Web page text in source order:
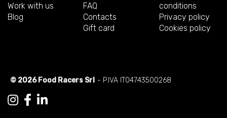
Work with us
Blog
FAQ
Contacts
Gift card
conditions
Privacy policy
Cookies policy
© 2026 Food Racers Srl - P.IVA IT04743500268